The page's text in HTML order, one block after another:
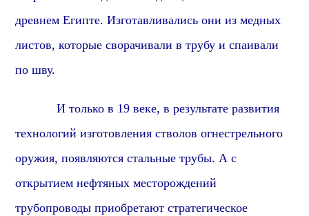
древнем Египте.Изготавливались они из медных
листов, которые сворачивали в трубу и спаивали
по шву.
И только в 19 веке, в результате развития
технологий изготовления стволов огнестрельного
оружия, появляются стальные трубы. А с
открытием нефтяных месторождений
трубопроводы приобретают стратегическое